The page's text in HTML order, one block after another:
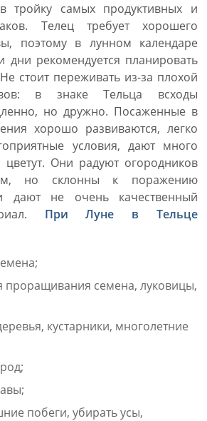
тройку самых продуктивных и
Телец требует хорошего
поэтому в лунном календаре
дни рекомендуется планировать
стоит переживать из-за плохой
в знаке Тельца всходы
но дружно. Посаженные в
хорошо развиваются, легко
условия, дают много
Они радуют огородников
но склонны к поражению
дают не очень качественный
При Луне в Тельце
проращивания семена, луковицы,
кустарники, многолетние
побеги, убирать усы,